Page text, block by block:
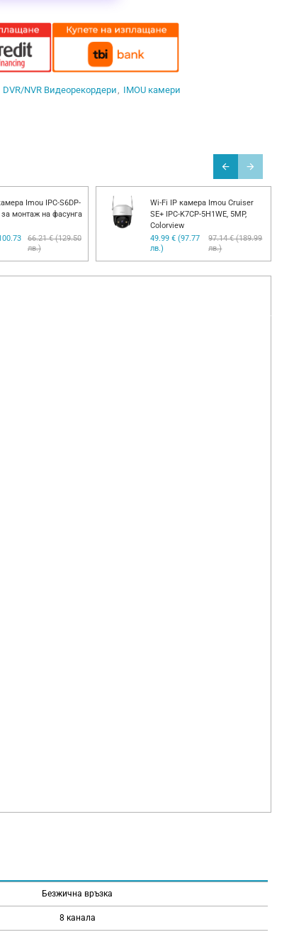
DVR/NVR Видеорекордери IMOU камери
Imou IPC-S6DP-
за монтаж на фасунга
66.21 € (129.50
лв.)
Wi-Fi IP камера Imou Cruiser
SE+ IPC-K7CP-5H1WE, 5MP,
Colorview
49.99 € (97.77
лв.)
97.14 € (189.99
лв.)
Безжична връзка
8 канала